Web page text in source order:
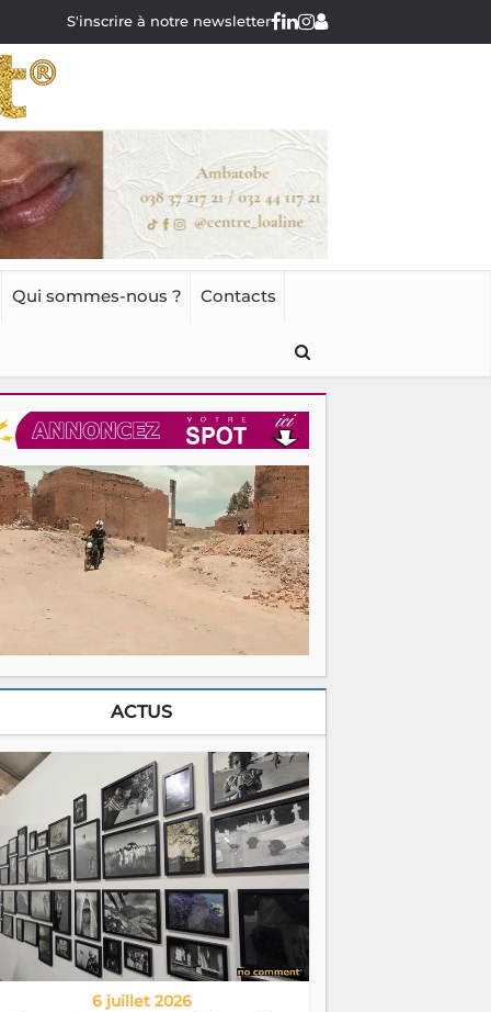
S'inscrire à notre newsletter
Qui sommes-nous ? Contacts
ACTUS
6 juillet 2026